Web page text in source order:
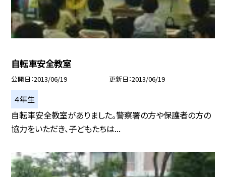
自転車安全教室
公開日 2013/06/19 更新日 2013/06/19
４年生
自転車安全教室がありました。警察署の方や保護者の方の
協力をいただき、子どもたちは...